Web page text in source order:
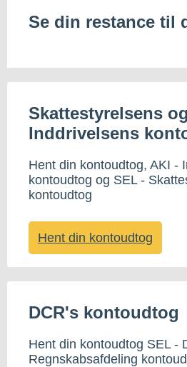
Se din restance til
Skattestyrelsens og
Inddrivelsens
Hent din kontoudtog, AKI -
kontoudtog og SEL -
kontoudtog
Hent din kontoudtog
DCR's kontoudtog
Hent din kontoudtog SEL -
Regnskabsafdeling